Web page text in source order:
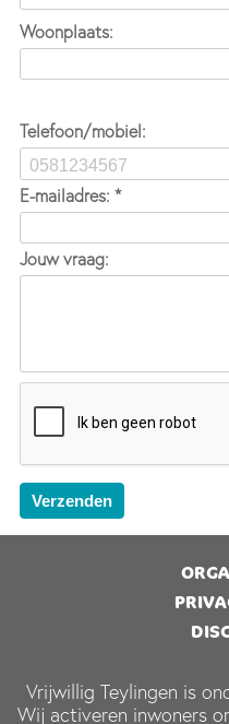
Woonplaats:
Telefoon/mobiel:
E-mailadres: *
Jouw vraag:
Vrijwillig Teylingen is
Wij activeren inwoners